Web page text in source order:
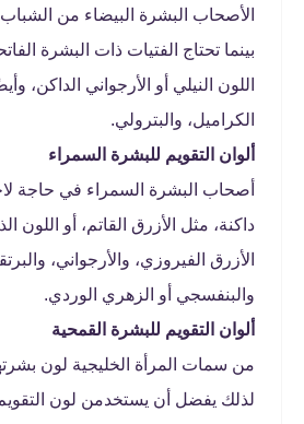
الأصحاب البشرة البيضاء من
بينما تحتاج الفتيات ذات البشرة
اللون النيلي أو الأرجواني الداكن،
الكراميل، والبترولي.
ألوان التقويم للبشرة السمراء
أصحاب البشرة السمراء في حاجة
داكنة، مثل الأزرق القاتم، أو اللون
الأزرق الفيروزي، والأرجواني،
والبنفسجي أو الزهري الوردي.
ألوان التقويم للبشرة القمحية
من سمات المرأة الخليجية لون
لذلك يفضل أن يستخدمن لون التقويم